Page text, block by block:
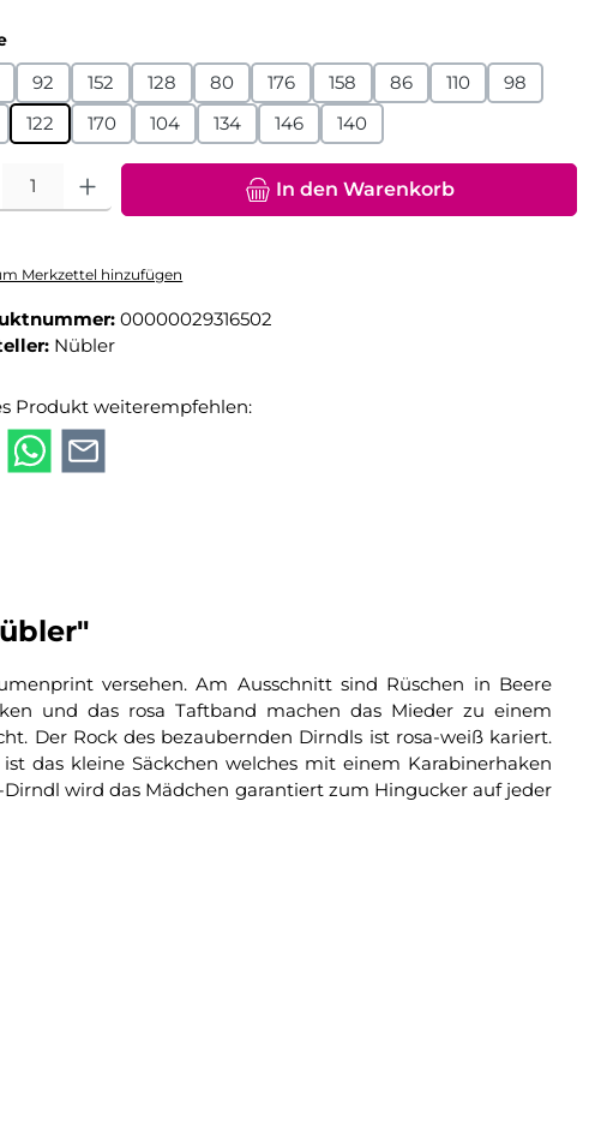
auswählen
92 152 128 80 176 158 86 110
98
122 170 104 134 146 140
Anzahl: Gib den gewünschten Wert ein oder benutze die
In den Warenkorb
Merkzettel hinzufügen
00000029316502
Nübler
Produkt weiterempfehlen:
versehen. Am Ausschnitt sind Rüschen in Beere
und das rosa Taftband machen das Mieder zu einem
Der Rock des bezaubernden Dirndls ist rosa-weiß kariert.
das kleine Säckchen welches mit einem Karabinerhaken
wird das Mädchen garantiert zum Hingucker auf jeder